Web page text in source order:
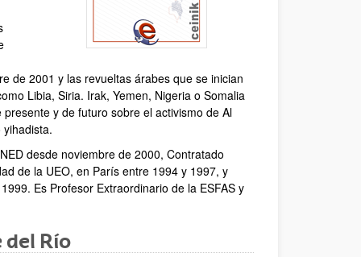
de 2001 y las revueltas árabes que se inician
Libia, Siria. Irak, Yemen, Nigeria o Somalia
y de futuro sobre el activismo de Al
desde noviembre de 2000, Contratado
de la UEO, en París entre 1994 y 1997, y
Es Profesor Extraordinario de la ESFAS y
del Río